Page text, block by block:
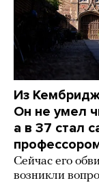
Из
Он не умел
а в 37 стал
Сейчас его
возникли